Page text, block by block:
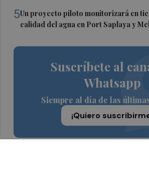
5Un proyecto piloto monitorizará en
calidad del agua en Port Saplaya y
Suscríbete al
Whatsapp
Siempre al día de las
¡Quiero